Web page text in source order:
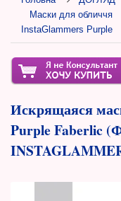
Маски для обличчя
InstaGlammers Purple
Искрящаяся
Purple Faberlic